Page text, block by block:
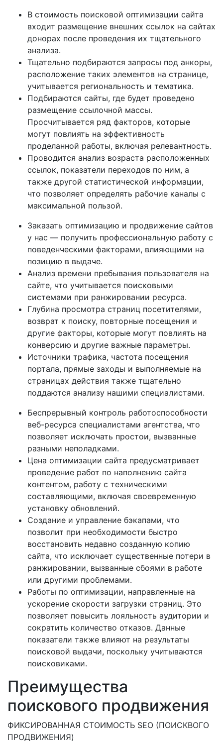
В стоимость поисковой оптимизации сайта
входит размещение внешних ссылок на сайтах
донорах после проведения их тщательного
анализа.
Тщательно подбираются запросы под анкоры,
расположение таких элементов на странице,
учитывается региональность и тематика.
Подбираются сайты, где будет проведено
размещение ссылочной массы.
Просчитывается ряд факторов, которые
могут повлиять на эффективность
проделанной работы, включая релевантность.
Проводится анализ возраста расположенных
ссылок, показатели переходов по ним, а
также другой статистической информации,
что позволяет определять рабочие каналы с
максимальной пользой.
Заказать оптимизацию и продвижение сайтов
у нас — получить профессиональную работу с
поведенческими факторами, влияющими на
позицию в выдаче.
Анализ времени пребывания пользователя на
сайте, что учитывается поисковыми
системами при ранжировании ресурса.
Глубина просмотра страниц посетителями,
возврат к поиску, повторные посещения и
другие факторы, которые могут повлиять на
конверсию и другие важные параметры.
Источники трафика, частота посещения
портала, прямые заходы и выполняемые на
страницах действия также тщательно
поддаются анализу нашими специалистами.
Беспрерывный контроль работоспособности
веб-ресурса специалистами агентства, что
позволяет исключать простои, вызванные
разными неполадками.
Цена оптимизации сайта предусматривает
проведение работ по наполнению сайта
контентом, работу с техническими
составляющими, включая своевременную
установку обновлений.
Создание и управление бэкапами, что
позволит при необходимости быстро
восстановить недавно созданную копию
сайта, что исключает существенные потери в
ранжировании, вызванные сбоями в работе
или другими проблемами.
Работы по оптимизации, направленные на
ускорение скорости загрузки страниц. Это
позволяет повысить лояльность аудитории и
сократить количество отказов. Данные
показатели также влияют на результаты
поисковой выдачи, поскольку учитываются
поисковиками.
Преимущества
поискового продвижения
ФИКСИРОВАННАЯ СТОИМОСТЬ SEO (ПОИСКВОГО
ПРОДВИЖЕНИЯ)